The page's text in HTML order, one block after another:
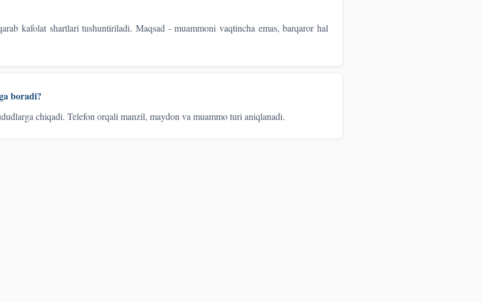
kafolat shartlari tushuntiriladi. Maqsad - muammoni vaqtincha emas, barqaror hal
boradi?
chiqadi. Telefon orqali manzil, maydon va muammo turi aniqlanadi.